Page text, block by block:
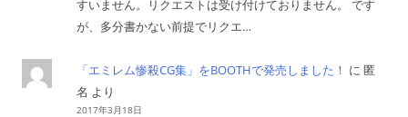
すいません。リクエストは受け付けておりません。 です
が、多分書かない前提でリクエ…
「エミレム惨殺CG集」をBOOTHで発売しました！ に 匿
名 より
2017年3月18日